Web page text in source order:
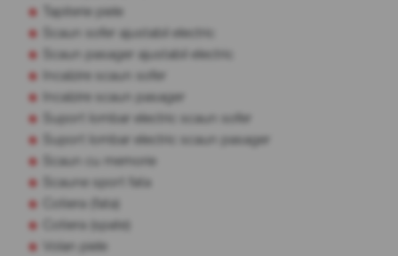
Tapiterie piele
Scaun sofer ajustabil electric
Scaun pasager ajustabil electric
Incalzire scaun sofer
Incalzire scaun pasager
Suport lombar electric scaun sofer
Suport lombar electric scaun pasager
Scaun cu memorie
Scaune sport fata
Cotiera (fata)
Cotiera (spate)
Volan piele